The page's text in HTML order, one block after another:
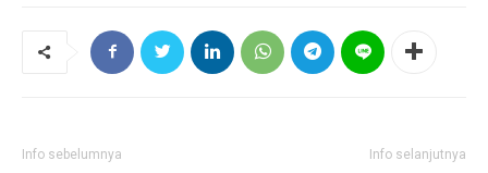
Info sebelumnya Info selanjutnya